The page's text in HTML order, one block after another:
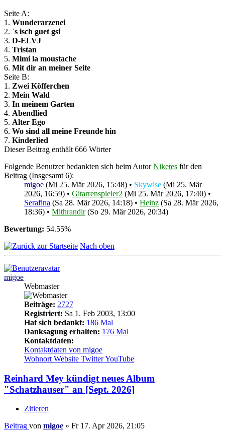
Seite A:
1. Wunderarzenei
2. `s isch guet gsi
3. D-ELVJ
4. Tristan
5. Mimi la moustache
6. Mit dir an meiner Seite
Seite B:
1. Zwei Köfferchen
2. Mein Wald
3. In meinem Garten
4. Abendlied
5. Alter Ego
6. Wo sind all meine Freunde hin
7. Kinderlied
Dieser Beitrag enthält 666 Wörter
Folgende Benutzer bedankten sich beim AutorNiketes für den
Beitrag (Insgesamt 6):
migoe (Mi 25. Mär 2026, 15:48) • Skywise (Mi 25. Mär
2026, 16:59) • Gitarrenspieler2 (Mi 25. Mär 2026, 17:40) •
Serafina (Sa 28. Mär 2026, 14:18) • Heinz (Sa 28. Mär 2026,
18:36) • Mithrandir(So 29. Mär 2026, 20:34)
Bewertung: 54.55%
Nach oben
migoe
Webmaster
Beiträge: 2727
Registriert: Sa 1. Feb 2003, 13:00
Hat sich bedankt: 186 Mal
Danksagung erhalten: 176 Mal
Kontaktdaten:
Kontaktdaten von migoe
Wohnort Website TwitterYouTube
Reinhard Mey kündigt neues Album
"Schatzhauser" an [Sept. 2026]
Zitieren
Beitrag von migoe » Fr 17. Apr 2026, 21:05